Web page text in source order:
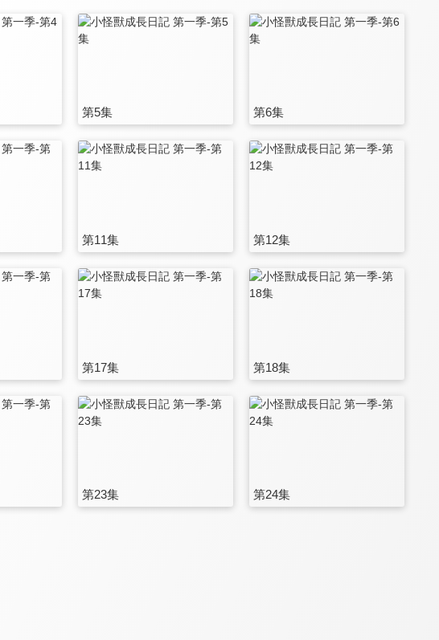
第5集 第6集
第11集 第12集
第17集 第18集
第23集 第24集